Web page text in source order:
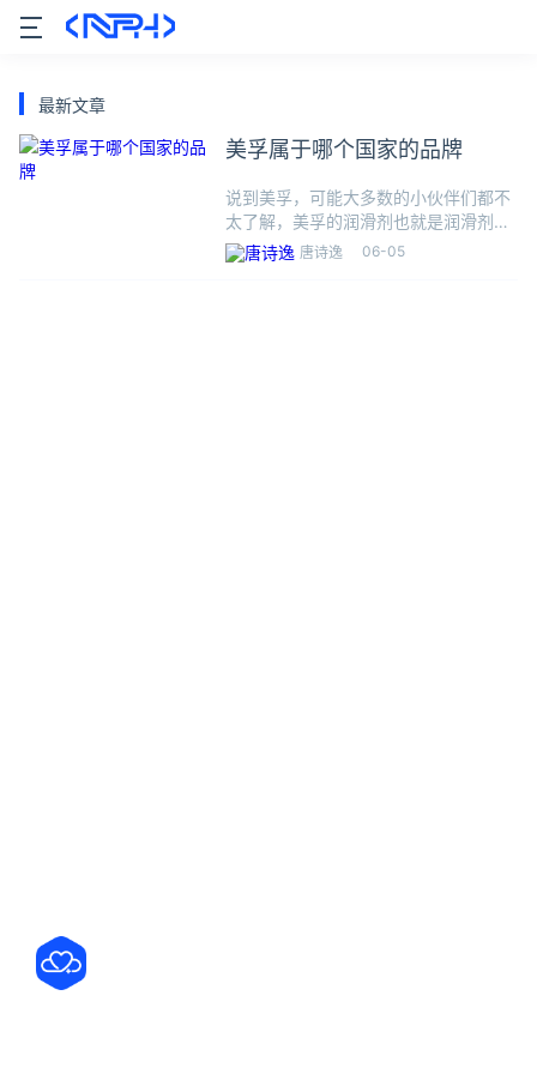
最新文章
美孚属于哪个国家的品牌
说到美孚，可能大多数的小伙伴们都不
太了解，美孚的润滑剂也就是润滑剂中
的“劳斯莱斯”，大多数的汽车制造商都
会选择美孚的润滑剂，美孚的全名叫美
唐诗逸 06-05